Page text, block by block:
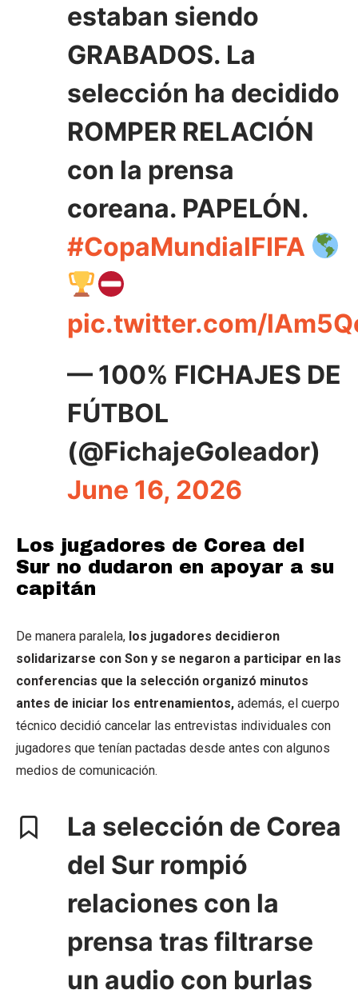
estaban siendo
GRABADOS. La
selección ha decidido
ROMPER RELACIÓN
con la prensa
coreana. PAPELÓN.
#CopaMundialFIFA
pic.twitter.com/
— 100% FICHAJES DE
FÚTBOL
(@FichajeGoleador)
June 16, 2026
Los jugadores de Corea del
Sur no dudaron en apoyar a su
capitán
De manera paralela, los jugadores decidieron
solidarizarse con Son y se negaron a participar en las
conferencias que la selección organizó minutos
antes de iniciar los entrenamientos, además, el cuerpo
técnico decidió cancelar las entrevistas individuales con
jugadores que tenían pactadas desde antes con algunos
medios de comunicación.
La selección de Corea
del Sur rompió
relaciones con la
prensa tras filtrarse
un audio con burlas